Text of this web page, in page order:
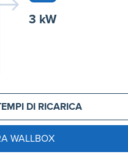
3 kW
DI RICARICA
WALLBOX